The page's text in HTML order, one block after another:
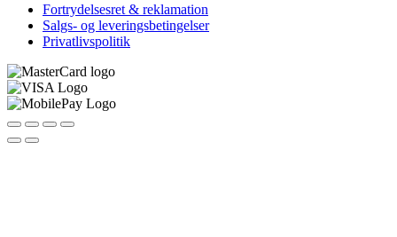
Fortrydelsesret & reklamation
Salgs- og leveringsbetingelser
Privatlivspolitik